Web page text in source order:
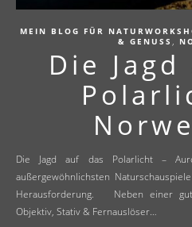
MEIN BLOG FÜR
& GENUSS ,
Die
Die Jagd auf das Polarlicht – Aurora Borealis – als eines der
außergewöhnlichsten
Herausforderung. Neben einer
Objektiv, Stativ & Fernauslöser…